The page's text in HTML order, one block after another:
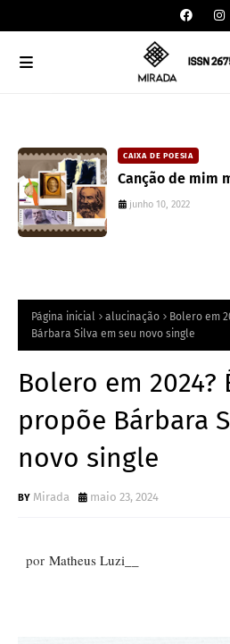
CAIXA DE POESIA
Canção de
junho 10, 2022
DAVISON SOUZA
10 anos da
Brasil: um ponto
colonialidade
Página inicial alucinação
Bolero em
Bárbara Silva em seu novo single
Bolero em 2024?
propõe Bárbara
novo single
Mirada maio 23, 2024
por Matheus Luzi__